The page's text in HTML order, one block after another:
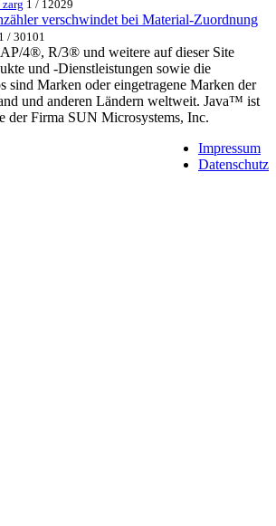
1 / 12029
verschwindet bei Material-Zuordnung
1 / 30101
4®, R/3® und weitere auf dieser Site
und -Dienstleistungen sowie die
sind Marken oder eingetragene Marken der
und anderen Ländern weltweit. Java™ ist
der Firma SUN Microsystems, Inc.
Impressum
Datenschutz